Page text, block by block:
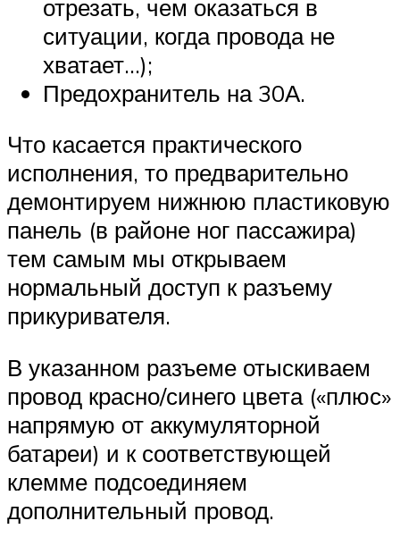
отрезать, чем оказаться в
ситуации, когда провода не
хватает…);
Предохранитель на 30А.
Что касается практического
исполнения, то предварительно
демонтируем нижнюю пластиковую
панель (в районе ног пассажира)
тем самым мы открываем
нормальный доступ к разъему
прикуривателя.
В указанном разъеме отыскиваем
провод красно/синего цвета («плюс»
напрямую от аккумуляторной
батареи) и к соответствующей
клемме подсоединяем
дополнительный провод.